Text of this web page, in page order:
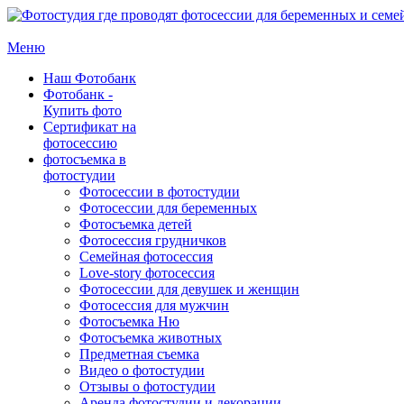
Меню
Наш Фотобанк
Фотобанк -
Купить фото
Сертификат на
фотосессию
фотосъемка в
фотостудии
Фотосессии в фотостудии
Фотосессии для беременных
Фотосъемка детей
Фотосессия грудничков
Семейная фотосессия
Love-story фотосессия
Фотосессии для девушек и женщин
Фотосессия для мужчин
Фотосъемка Ню
Фотосъемка животных
Предметная съемка
Видео о фотостудии
Отзывы о фотостудии